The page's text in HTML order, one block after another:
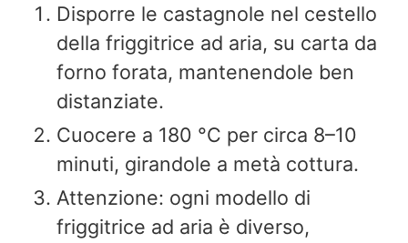
Disporre le castagnole nel cestello
della friggitrice ad aria, su carta da
forno forata, mantenendole ben
distanziate.
Cuocere a 180 °C per circa 8–10
minuti, girandole a metà cottura.
Attenzione: ogni modello di
friggitrice ad aria è diverso,